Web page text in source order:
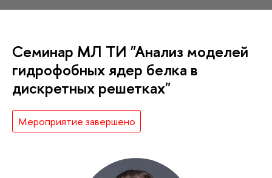
Семинар МЛ ТИ "Анализ моделей
гидрофобных ядер белка в
дискретных решетках"
Мероприятие завершено